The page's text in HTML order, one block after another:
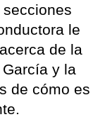
le
de la
y la
de cómo es